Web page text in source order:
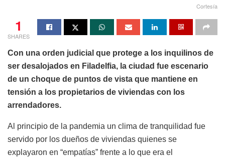
Cortesía
1
SHARES
Con una orden judicial que protege a los inquilinos de
ser desalojados en Filadelfia, la ciudad fue escenario
de un choque de puntos de vista que mantiene en
tensión a los propietarios de viviendas con los
arrendadores.
Al principio de la pandemia un clima de tranquilidad fue
servido por los dueños de viviendas quienes se
explayaron en “empatías” frente a lo que era el